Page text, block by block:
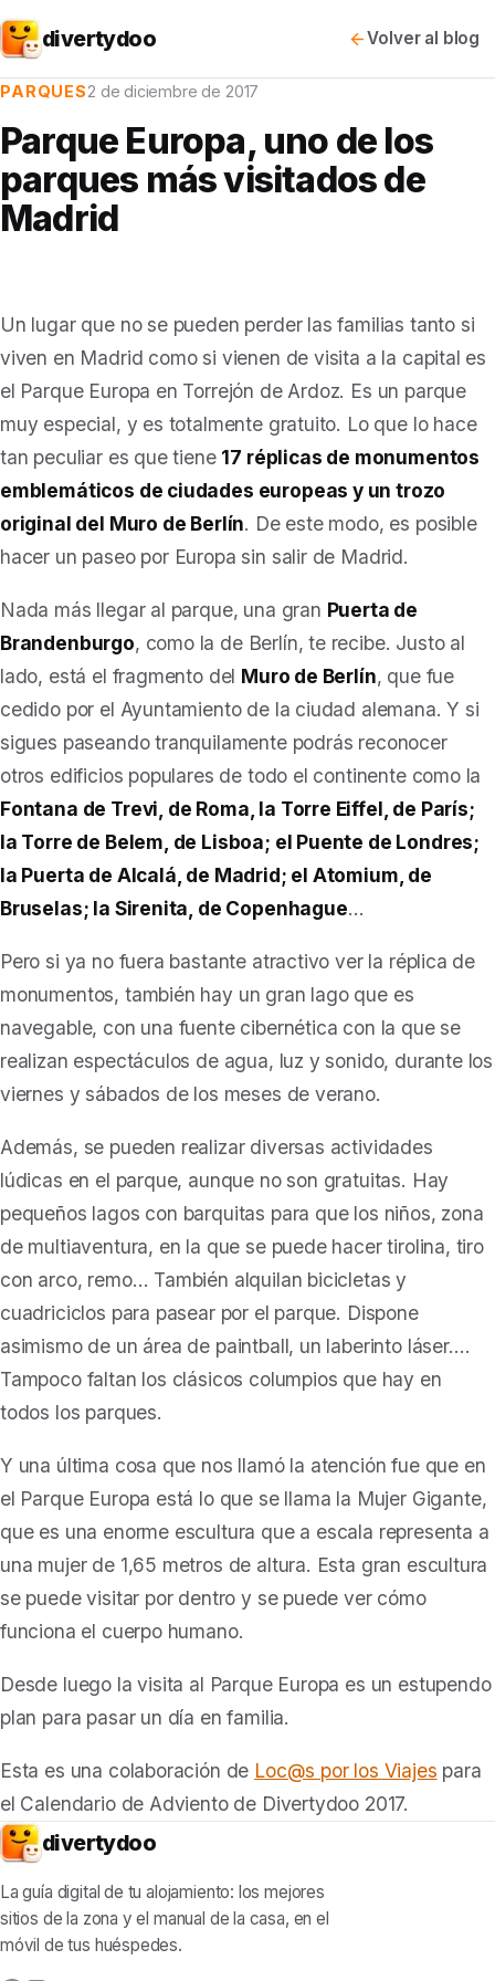
divertydoo Volver al blog
PARQUES2 de diciembre de 2017
Parque Europa, uno de los
parques más visitados de
Madrid
Un lugar que no se pueden perder las familias tanto si
viven en Madrid como si vienen de visita a la capital es
el Parque Europa en Torrejón de Ardoz. Es un parque
muy especial, y es totalmente gratuito. Lo que lo hace
tan peculiar es que tiene 17 réplicas de monumentos
emblemáticos de ciudades europeas y un trozo
original del Muro de Berlín. De este modo, es posible
hacer un paseo por Europa sin salir de Madrid.
Nada más llegar al parque, una gran Puerta de
Brandenburgo, como la de Berlín, te recibe. Justo al
lado, está el fragmento del Muro de Berlín, que fue
cedido por el Ayuntamiento de la ciudad alemana. Y si
sigues paseando tranquilamente podrás reconocer
otros edificios populares de todo el continente como la
Fontana de Trevi, de Roma, la Torre Eiffel, de París;
la Torre de Belem, de Lisboa; el Puente de Londres;
la Puerta de Alcalá, de Madrid; el Atomium, de
Bruselas; la Sirenita, de Copenhague…
Pero si ya no fuera bastante atractivo ver la réplica de
monumentos, también hay un gran lago que es
navegable, con una fuente cibernética con la que se
realizan espectáculos de agua, luz y sonido, durante los
viernes y sábados de los meses de verano.
Además, se pueden realizar diversas actividades
lúdicas en el parque, aunque no son gratuitas. Hay
pequeños lagos con barquitas para que los niños, zona
de multiaventura, en la que se puede hacer tirolina, tiro
con arco, remo… También alquilan bicicletas y
cuadriciclos para pasear por el parque. Dispone
asimismo de un área de paintball, un laberinto láser….
Tampoco faltan los clásicos columpios que hay en
todos los parques.
Y una última cosa que nos llamó la atención fue que en
el Parque Europa está lo que se llama la Mujer Gigante,
que es una enorme escultura que a escala representa a
una mujer de 1,65 metros de altura. Esta gran escultura
se puede visitar por dentro y se puede ver cómo
funciona el cuerpo humano.
Desde luego la visita al Parque Europa es un estupendo
plan para pasar un día en familia.
Esta es una colaboración de Loc@s por los Viajes para
el Calendario de Adviento de Divertydoo 2017.
divertydoo
La guía digital de tu alojamiento: los mejores
sitios de la zona y el manual de la casa, en el
móvil de tus huéspedes.